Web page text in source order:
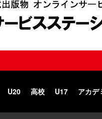
U20 高校 U17 アカデ